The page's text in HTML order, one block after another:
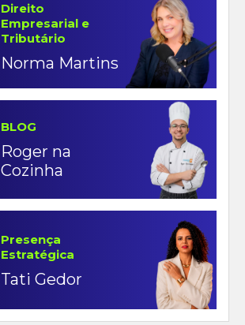
Direito
Empresarial e
Tributário
Norma Martins
BLOG
Roger na
Cozinha
Presença
Estratégica
Tati Gedor